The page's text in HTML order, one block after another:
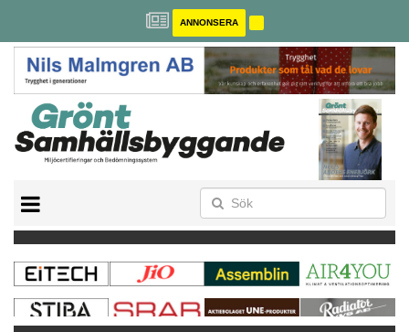
ANNONSERA
MILJÖBYGGNAD
NOLLCO2
CITYLAB
GREENBUILDING